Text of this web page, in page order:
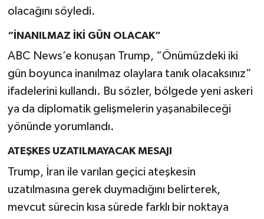
olacağını söyledi.
“İNANILMAZ İKİ GÜN OLACAK”
ABC News’e konuşan Trump, “Önümüzdeki iki
gün boyunca inanılmaz olaylara tanık olacaksınız”
ifadelerini kullandı. Bu sözler, bölgede yeni askeri
ya da diplomatik gelişmelerin yaşanabileceği
yönünde yorumlandı.
ATEŞKES UZATILMAYACAK MESAJI
Trump, İran ile varılan geçici ateşkesin
uzatılmasına gerek duymadığını belirterek,
mevcut sürecin kısa sürede farklı bir noktaya